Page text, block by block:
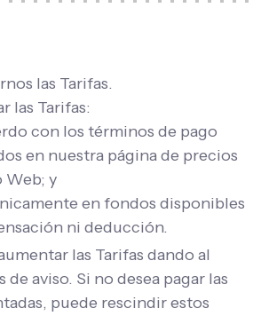
las Tarifas.
las Tarifas:
con los términos de pago
en nuestra página de precios
Web; y
en fondos disponibles
ni deducción.
las Tarifas dando al
de aviso. Si no desea pagar las
puede rescindir estos